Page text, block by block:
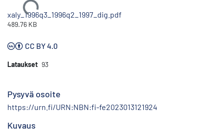
Ladataan...
xaly_1996q3_1996q2_1997_dig.pdf
489.76 KB
CC BY 4.0
Lataukset 93
Pysyvä osoite
https://urn.fi/URN:NBN:fi-fe2023013121924
Kuvaus